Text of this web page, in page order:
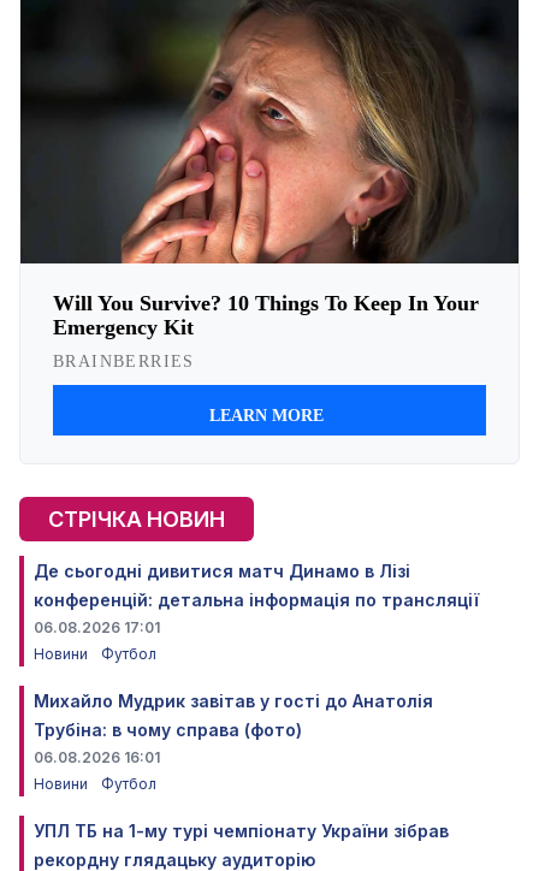
СТРІЧКА НОВИН
Де сьогодні дивитися матч Динамо в Лізі
конференцій: детальна інформація по трансляції
06.08.2026 17:01
Новини
Футбол
Михайло Мудрик завітав у гості до Анатолія
Трубіна: в чому справа (фото)
06.08.2026 16:01
Новини
Футбол
УПЛ ТБ на 1-му турі чемпіонату України зібрав
рекордну глядацьку аудиторію